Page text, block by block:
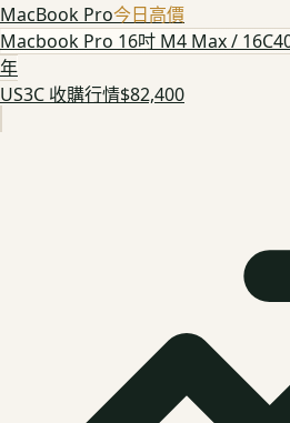
MacBook Pro今日高價
Macbook Pro 16吋 M4 Max /
年
US3C 收購行情$82,400